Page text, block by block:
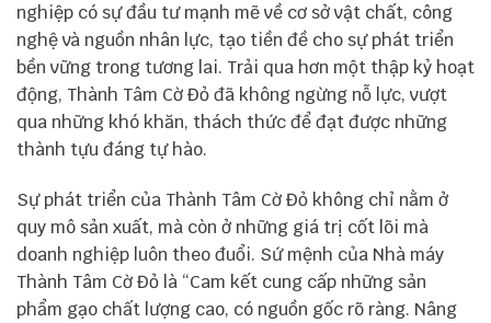
nghiệp có sự đầu tư mạnh mẽ về cơ sở vật chất, công
nghệ và nguồn nhân lực, tạo tiền đề cho sự phát triển
bền vững trong tương lai. Trải qua hơn một thập kỷ hoạt
động, Thành Tâm Cờ Đỏ đã không ngừng nỗ lực, vượt
qua những khó khăn, thách thức để đạt được những
thành tựu đáng tự hào.
Sự phát triển của Thành Tâm Cờ Đỏ không chỉ nằm ở
quy mô sản xuất, mà còn ở những giá trị cốt lõi mà
doanh nghiệp luôn theo đuổi. Sứ mệnh của Nhà máy
Thành Tâm Cờ Đỏ là “Cam kết cung cấp những sản
phẩm gạo chất lượng cao, có nguồn gốc rõ ràng. Nâng